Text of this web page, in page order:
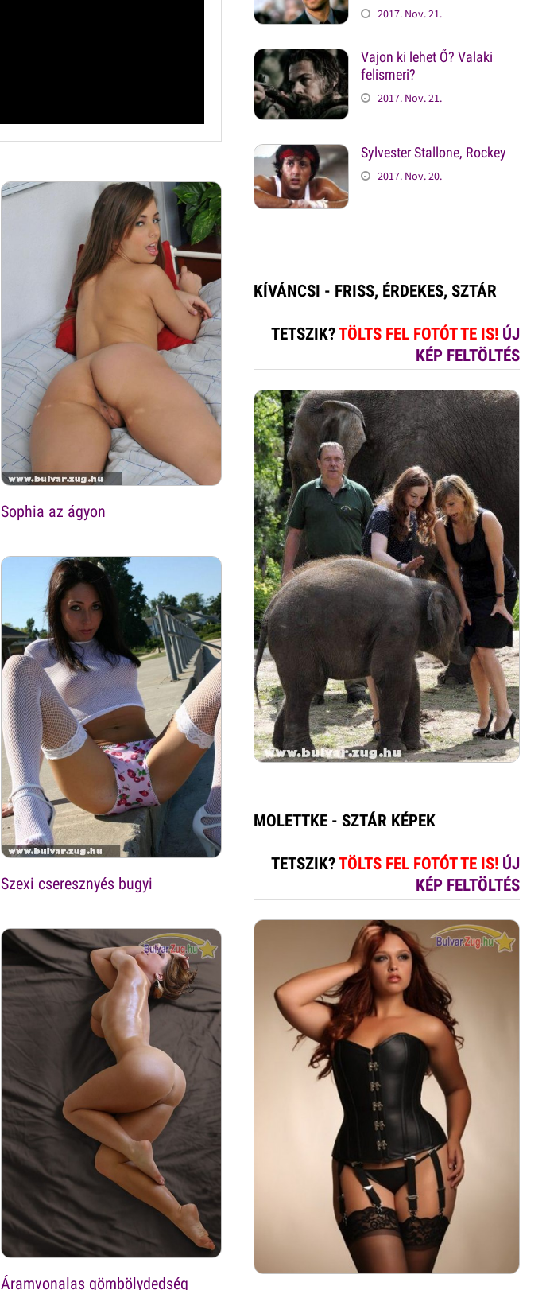
Sophia az ágyon
Szexi cseresznyés bugyi
Áramvonalas gömbölydedség
2017. Nov. 21.
Vajon ki lehet Ő? Valaki
felismeri?
2017. Nov. 21.
Sylvester Stallone, Rockey
2017. Nov. 20.
KÍVÁNCSI - FRISS, ÉRDEKES, SZTÁR
TETSZIK?TÖLTS FEL FOTÓT TE IS! ÚJ
KÉP FELTÖLTÉS
MOLETTKE - SZTÁR KÉPEK
TETSZIK?TÖLTS FEL FOTÓT TE IS! ÚJ
KÉP FELTÖLTÉS